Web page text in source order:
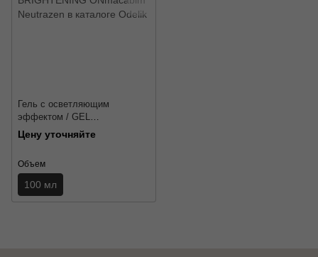
Гель с осветляющим
эффектом / GEL
BRIGHTENING ONmacabim
Neutrazen
Цену уточняйте
Объем
100 мл